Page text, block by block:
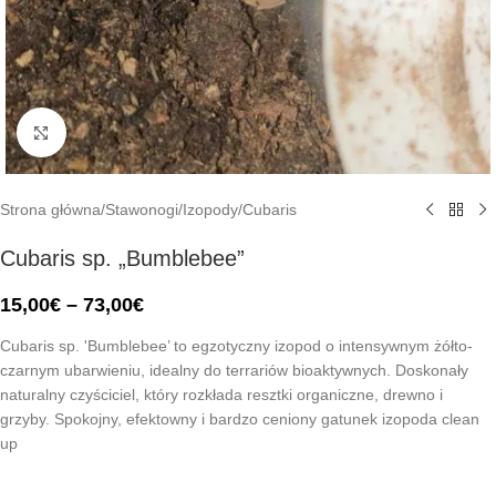
Click to enlarge
Strona główna/Stawonogi/Izopody/Cubaris
Cubaris sp. „Bumblebee”
15,00€ – 73,00€
Cubaris sp. 'Bumblebee’ to egzotyczny izopod o intensywnym żółto-
czarnym ubarwieniu, idealny do terrariów bioaktywnych. Doskonały
naturalny czyściciel, który rozkłada resztki organiczne, drewno i
grzyby. Spokojny, efektowny i bardzo ceniony gatunek izopoda clean
up